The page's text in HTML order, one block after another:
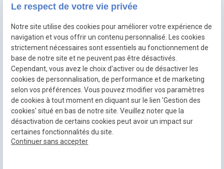
Reconversion
Entreprise
Équipe
Espace de coworking
Mentions
légales
Politique de
confidentialité
Plan du
site
Gestion
des
SIRET :50027240600025
Le respect de votre vie privée
Notre site utilise des cookies pour améliorer votre expérience de
navigation et vous offrir un contenu personnalisé. Les cookies
strictement nécessaires sont essentiels au fonctionnement de
base de notre site et ne peuvent pas être désactivés.
Cependant, vous avez le choix d'activer ou de désactiver les
cookies de personnalisation, de performance et de marketing
selon vos préférences. Vous pouvez modifier vos paramètres
de cookies à tout moment en cliquant sur le lien 'Gestion des
cookies' situé en bas de notre site. Veuillez noter que la
désactivation de certains cookies peut avoir un impact sur
certaines fonctionnalités du site.
Continuer sans accepter